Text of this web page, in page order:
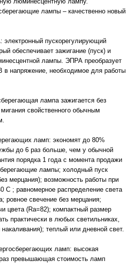
лампы – качественно новый
электронный пускорегулирующий
обеспечивает зажигание (пуск) и
лампы. ЭПРА преобразует
в напряжение, необходимое для работы
лампа зажигается без
свойственного обычным
ламп: экономят до 80%
до 6 раз больше, чем у обычной
порядка 1 года с момента продажи
лампы; холодный пуск
мерцания); возможность работы при
C ; равномерное распределение света
ровное свечение без мерцания;
цвета (Ra=82); компактный размер
практически в любых светильниках,
теплый или дневной свет.
ламп: высокая
превышающая стоимость ламп